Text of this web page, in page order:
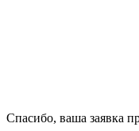
Спасибо, ваша заявка